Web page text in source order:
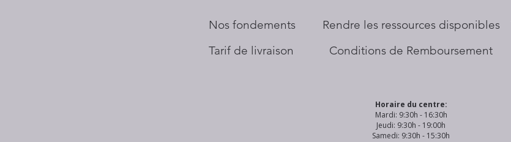
Nos fondements
Tarif de livraison
​Rendre les ressources disponibles
Conditions de Remboursement
Horaire du centre:
Mardi: 9:30h - 16:30h
Jeudi: 9:30h - 19:00h
Samedi: 9:30h - 15:30h